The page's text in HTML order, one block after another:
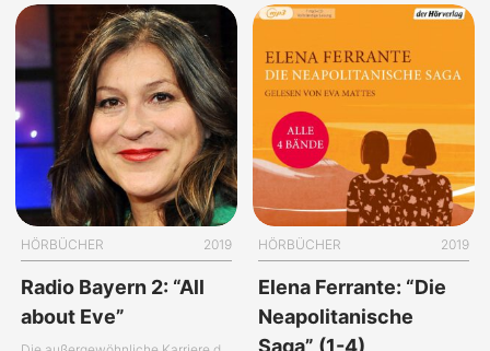
HÖRBÜCHER 2019
Radio Bayern 2: “All
about Eve”
HÖRBÜCHER 2019
Elena Ferrante: “Die
Neapolitanische